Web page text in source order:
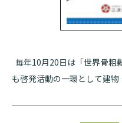
毎年10月20日は「世界骨粗
も啓発活動の一環として建